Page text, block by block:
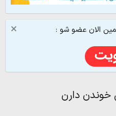
الان عضو شو :
دارن